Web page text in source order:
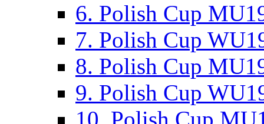
6. Polish Cup
7. Polish Cup
8. Polish Cup
9. Polish Cup
10. Polish Cup